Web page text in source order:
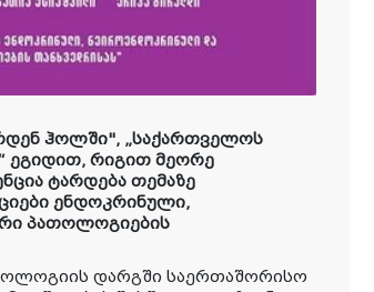
ჰოლში", „საქართველოს
ეგიდით, რიგით მეორე
ტარდება თემაზე
ენდოკრინული,
პათოლოგიების
დარგში საერთაშორისო